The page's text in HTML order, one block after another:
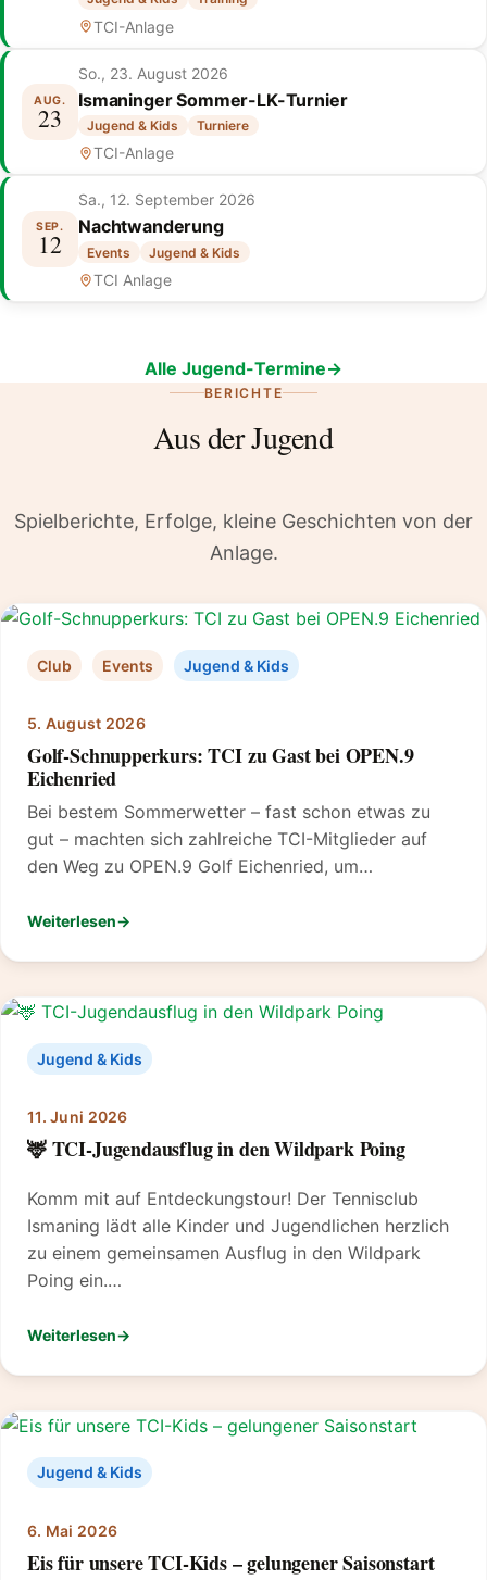
TCI-Anlage
AUG.
23
So., 23. August 2026
Ismaninger Sommer-LK-Turnier
Jugend & Kids Turniere
TCI-Anlage
SEP.
12
Sa., 12. September 2026
Nachtwanderung
Events Jugend & Kids
TCI Anlage
Alle Jugend-Termine
BERICHTE
Aus der Jugend
Spielberichte, Erfolge, kleine Geschichten von der
Anlage.
Club Events Jugend & Kids
5. August 2026
Golf-Schnupperkurs: TCI zu Gast bei OPEN.9
Eichenried
Bei bestem Sommerwetter – fast schon etwas zu
gut – machten sich zahlreiche TCI-Mitglieder auf
den Weg zu OPEN.9 Golf Eichenried, um…
Weiterlesen
: Golf-Schnupperkurs: TCI zu Gast bei OPEN.9 Eichenried
Jugend & Kids
11. Juni 2026
🦌 TCI-Jugendausflug in den Wildpark Poing
Komm mit auf Entdeckungstour! Der Tennisclub
Ismaning lädt alle Kinder und Jugendlichen herzlich
zu einem gemeinsamen Ausflug in den Wildpark
Poing ein.…
Weiterlesen
: 🦌 TCI-Jugendausflug in den Wildpark Poing
Jugend & Kids
6. Mai 2026
Eis für unsere TCI-Kids – gelungener Saisonstart